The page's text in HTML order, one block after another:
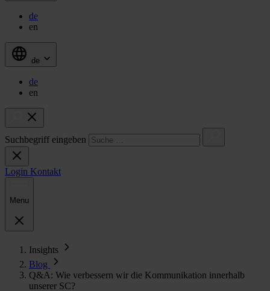
de
en
de
de
en
Suchbegriff eingeben
Login Kontakt
Menu
Insights
Blog
Q&A: Wie verbessern wir die Kommunikation innerhalb
unserer SC?